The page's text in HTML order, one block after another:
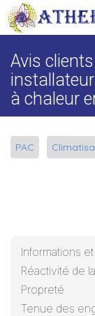
Avis
à chaleur
PAC
Informations
Réactivité de
Propreté
Tenue des